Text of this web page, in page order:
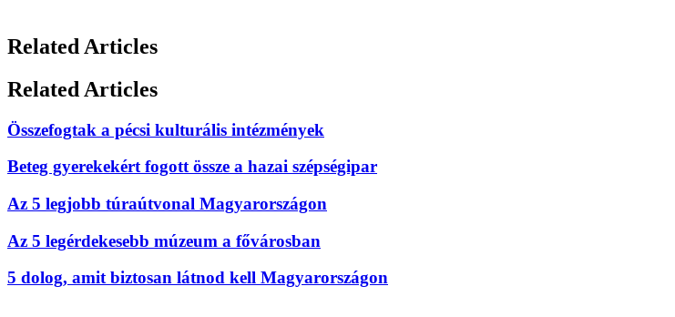
Related Articles
Related Articles
Összefogtak a pécsi kulturális intézmények
Beteg gyerekekért fogott össze a hazai szépségipar
Az 5 legjobb túraútvonal Magyarországon
Az 5 legérdekesebb múzeum a fővárosban
5 dolog, amit biztosan látnod kell Magyarországon